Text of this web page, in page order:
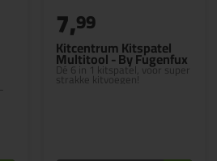
Kitcentrum Kitspatel
Multitool - By Fugenfux
Dé 6 in 1 kitspatel, voor super
strakke kitvoegen!
7,99